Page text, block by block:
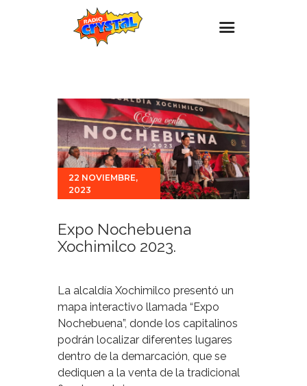
Estaciones
Eventos
Promociones
Noticias
Para ti
Contacto
22 NOVIEMBRE,
2023
Expo Nochebuena
Xochimilco 2023.
La alcaldía Xochimilco presentó un
mapa interactivo llamada “Expo
Nochebuena”, donde los capitalinos
podrán localizar diferentes lugares
dentro de la demarcación, que se
dediquen a la venta de la tradicional